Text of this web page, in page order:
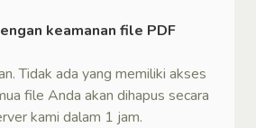
keamanan file PDF
Tidak ada yang memiliki akses
file Anda akan dihapus secara
kami dalam 1 jam.